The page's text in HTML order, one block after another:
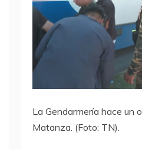
La Gendarmería hace un
Matanza. (Foto: TN).